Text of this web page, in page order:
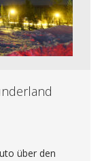
über den